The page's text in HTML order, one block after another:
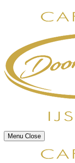
Menu Close